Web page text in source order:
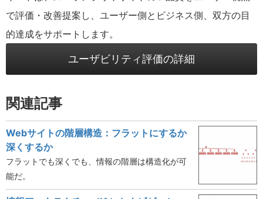
で評価・改善提案し、ユーザー側とビジネス側、双方の目
的達成をサポートします。
ユーザビリティ評価の詳細
関連記事
Webサイトの階層構造：フラットにするか
深くするか
フラットでも深くでも、情報の階層は構造化が可
能だ。